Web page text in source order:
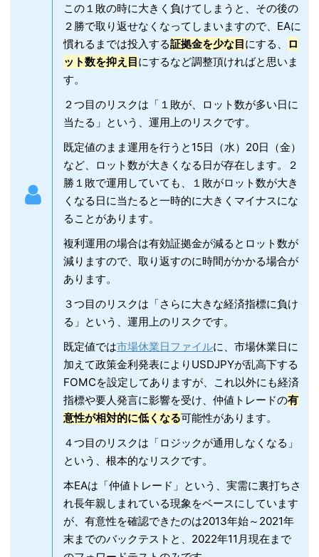
この１敗の時に大きく負けてしまうと、その後の
２勝で取り返せなくなってしまいますので、EAに
慣れるまでは投入する証拠金を少な目にする、
ロ
ット数を抑え目にするなど調整頂ければと思いま
す。
２つ目のリスクは「１敗が、ロット数が多い日に
当たる」という、運用上のリスクです。
既定値のまま運用を行うと15日（水）20日（金）
など、ロット数が大きくなる日が存在します。２
勝１敗で運用していても、１敗がロット数が大き
くなる日に当たると一時的に大きくマイナスにな
ることがあります。
複利運用の場合は有効証拠金が減るとロット数が
減りますので、取り返すのに時間がかかる場合が
あります。
３つ目のリスクは「さらに大きな経済指標に負け
る」という、運用上のリスクです。
既定値では市場休業日ファイルに、市場休業日に
加えて政策金利発表によりUSDJPYが乱高下する
FOMCを設定してありますが、これ以外にも経済
指標や要人発言に影響を受け、仲値トレードの有
意性が相対的に低くなる可能性があります。
４つ目のリスクは「ロジックが通用しなくなる」
という、根本的なリスクです。
本EAは「仲値トレード」という、実需に裏打ちさ
れ長年親しまれている現象をベースにしています
が、有意性を確認できたのは2013年始～2021年
末までのバックテストと、2022年11月現在まで